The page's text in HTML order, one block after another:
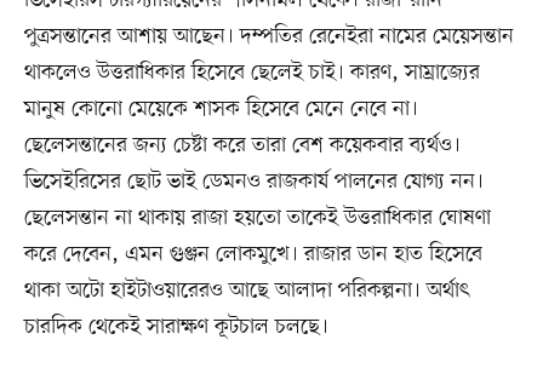
পুত্রসন্তানের আশায় আছেন। দম্পতির রেনেইরা নামের মেয়েসন্তান
থাকলেও উত্তরাধিকার হিসেবে ছেলেই চাই। কারণ, সাম্রাজ্যের
মানুষ কোনো মেয়েকে শাসক হিসেবে মেনে নেবে না।
ছেলেসন্তানের জন্য চেষ্টা করে তারা বেশ কয়েকবার ব্যর্থও।
ভিসেইরিসের ছোট ভাই ডেমনও রাজকার্য পালনের যোগ্য নন।
ছেলেসন্তান না থাকায় রাজা হয়তো তাকেই উত্তরাধিকার ঘোষণা
করে দেবেন, এমন গুঞ্জন লোকমুখে। রাজার ডান হাত হিসেবে
থাকা অটো হাইটাওয়ারেরও আছে আলাদা পরিকল্পনা। অর্থাৎ
চারদিক থেকেই সারাক্ষণ কূটচাল চলছে।